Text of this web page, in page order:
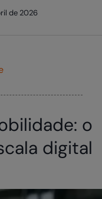
de 2026
o
digital